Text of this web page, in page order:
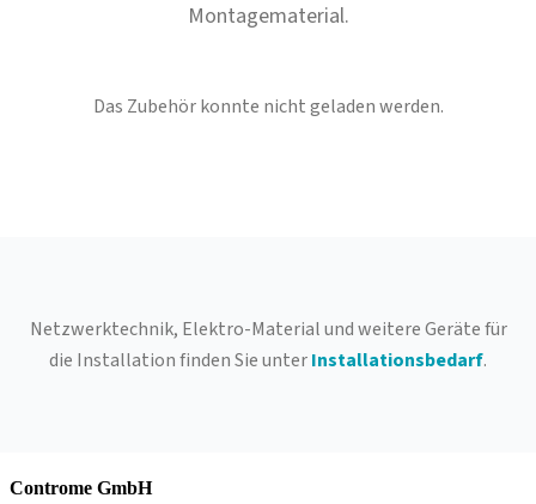
Montagematerial.
Das Zubehör konnte nicht geladen werden.
Netzwerktechnik, Elektro-Material und weitere Geräte für
die Installation finden Sie unterInstallationsbedarf.
Controme GmbH